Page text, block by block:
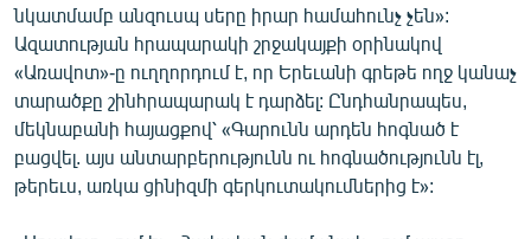
նկատմամբ անզուսպ սերը իրար համահունչ չեն»:
Ազատության հրապարակի շրջակայքի օրինակով
«Առավոտ»-ը ուղղորդում է, որ Երեւանի գրեթե ողջ կանաչ
տարածքը շինհրապարակ է դարձել: Ընդհանրապես,
մեկնաբանի հայացքով՝ «Գարունն արդեն հոգնած է
բացվել. այս անտարբերությունն ու հոգնածությունն էլ,
թերեւս, առկա ցինիզմի գերկուտակումներից է»: